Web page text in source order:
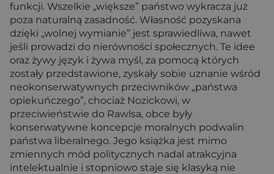
funkcji. Wszelkie „większe” państwo wykracza już
poza naturalną zasadność. Własność pozyskana
dzięki „wolnej wymianie” jest sprawiedliwa, nawet
jeśli prowadzi do nierówności społecznych. Te idee
oraz żywy język i żywa myśl, za pomocą których
zostały przedstawione, zyskały sobie uznanie wśród
neokonserwatywnych przeciwników „państwa
opiekuńczego”, chociaż Nozickowi, w
przeciwieństwie do Rawlsa, obce były
konserwatywne koncepcje moralnych podwalin
państwa liberalnego. Jego książka jest mimo
zmiennych mód politycznych nadal atrakcyjna
intelektualnie i stopniowo staje się klasyką nie